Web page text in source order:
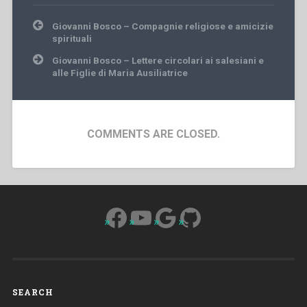
Post
navigation
Giovanni Bosco – Compagnie religiose e amicizie
spirituali
Giovanni Bosco – Lettere circolari ai salesiani e
alle Figlie di Maria Ausiliatrice
COMMENTS ARE CLOSED.
Facebook
YouTube
Google
GitHub
SEARCH